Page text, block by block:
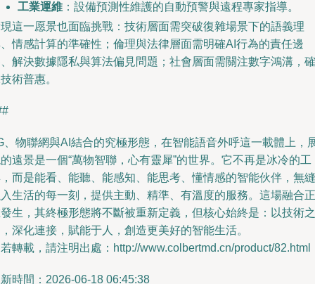
工業運維 ：設備預測性維護的自動預警與遠程專家指導。
這一愿景也面臨挑戰：技術層面需突破復雜場景下的語義理
情感計算的準確性；倫理與法律層面需明確AI行為的責任邊
解決數據隱私與算法偏見問題；社會層面需關注數字鴻溝，確
術普惠。
、物聯網與AI結合的究極形態，在智能語音外呼這一載體上，
遠景是一個“萬物智聯，心有靈犀”的世界。它不再是冰冷的工
而是能看、能聽、能感知、能思考、懂情感的智能伙伴，無縫
生活的每一刻，提供主動、精準、有溫度的服務。這場融合正
生，其終極形態將不斷被重新定義，但核心始終是：以技術之
深化連接，賦能于人，創造更美好的智能生活。
轉載，請注明出處：http://www.colbertmd.cn/product/82.html
時間：2026-06-18 06:45:38